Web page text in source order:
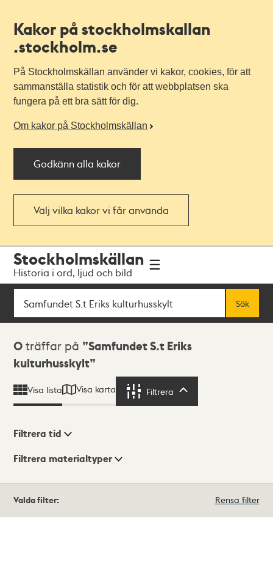
Kakor på stockholmskallan
.stockholm.se
På Stockholmskällan använder vi kakor, cookies, för att
sammanställa statistik och för att webbplatsen ska
fungera på ett bra sätt för dig.
Om kakor på Stockholmskällan
Godkänn alla kakor
Välj vilka kakor vi får använda
navigationen
huvudinnehållet
Stockholmskällan
Historia i ord, ljud och bild
Sök
Sök
Sökresultat
0 träffar på
Samfundet S.t Eriks
kulturhusskylt
Visa lista Visa karta Filtrera
Visningsläge
Filtrera tid
Filtrera materialtyper
träffar
Valda filter: Rensa filter